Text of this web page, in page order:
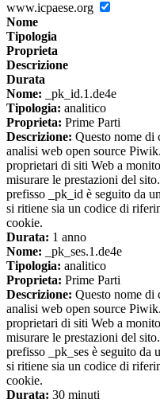
www.icpaese.org
Nome
Tipologia
Proprieta
Descrizione
Durata
Nome: _pk_id.1.de4e
Tipologia: analitico
Proprieta: Prime Parti
Descrizione: Questo nome di
analisi web open source
proprietari di siti Web a
misurare le prestazioni del
prefisso _pk_id è seguito da
si ritiene sia un codice di
cookie.
Durata: 1 anno
Nome: _pk_ses.1.de4e
Tipologia: analitico
Proprieta: Prime Parti
Descrizione: Questo nome di
analisi web open source
proprietari di siti Web a
misurare le prestazioni del
prefisso _pk_ses è seguito da
si ritiene sia un codice di
cookie.
Durata: 30 minuti